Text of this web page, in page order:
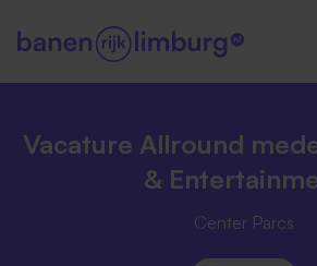
Vacature Allround
&
Center Parcs